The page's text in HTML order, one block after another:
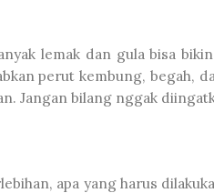
lemak dan gula bisa
perut kembung, begah,
Jangan bilang nggak
apa yang harus